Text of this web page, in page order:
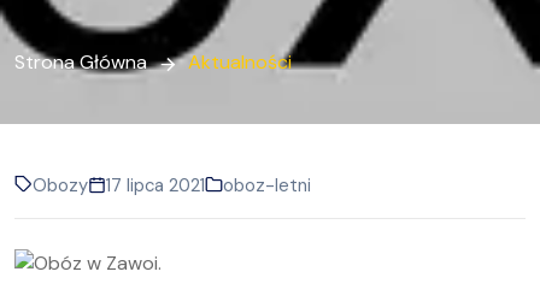
Strona Główna Aktualności
Obozy 17 lipca 2021 oboz-letni